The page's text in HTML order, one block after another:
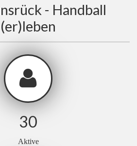
- Handball
(er)leben
30
Aktive